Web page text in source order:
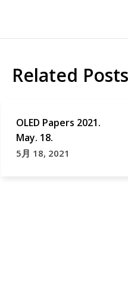
Related Posts
OLED Papers 2021.
May. 18.
5月 18, 2021